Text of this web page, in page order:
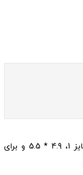
ابعاد تقریبی: قطر داخل دستبند برای سایز 1، 4.9 * 5.5 و برای